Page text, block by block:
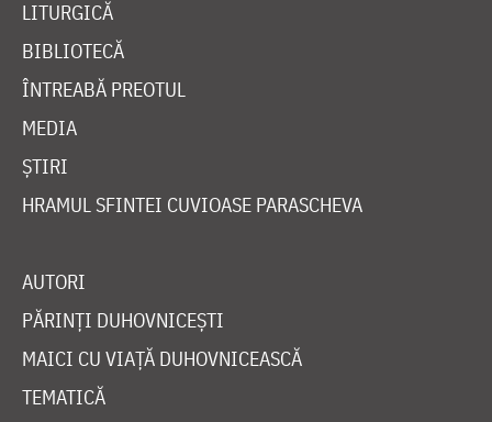
LITURGICĂ
BIBLIOTECĂ
ÎNTREABĂ PREOTUL
MEDIA
ȘTIRI
HRAMUL SFINTEI CUVIOASE PARASCHEVA
AUTORI
PĂRINȚI DUHOVNICEȘTI
MAICI CU VIAȚĂ DUHOVNICEASCĂ
TEMATICĂ